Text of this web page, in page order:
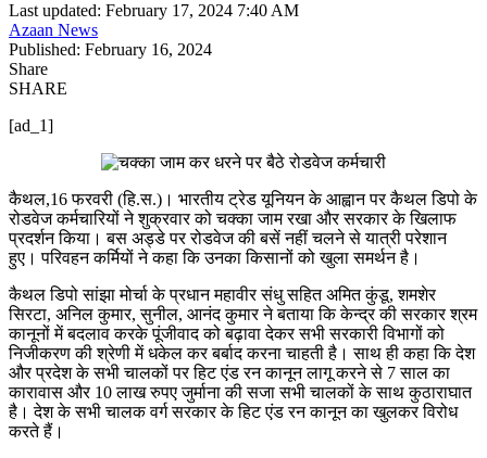
Last updated: February 17, 2024 7:40 AM
Azaan News
Published: February 16, 2024
Share
SHARE
[ad_1]
कैथल,16 फरवरी (हि.स.)। भारतीय ट्रेड यूनियन के आह्वान पर कैथल डिपो के
रोडवेज कर्मचारियों ने शुक्रवार को चक्का जाम रखा और सरकार के खिलाफ
प्रदर्शन किया। बस अड्डे पर रोडवेज की बसें नहीं चलने से यात्री परेशान
हुए। परिवहन कर्मियों ने कहा कि उनका किसानों को खुला समर्थन है।
कैथल डिपो सांझा मोर्चा के प्रधान महावीर संधु सहित अमित कुंडू, शमशेर
सिरटा, अनिल कुमार, सुनील, आनंद कुमार ने बताया कि केन्द्र की सरकार श्रम
कानूनों में बदलाव करके पूंजीवाद को बढ़ावा देकर सभी सरकारी विभागों को
निजीकरण की श्रेणी में धकेल कर बर्बाद करना चाहती है। साथ ही कहा कि देश
और प्रदेश के सभी चालकों पर हिट एंड रन कानून लागू करने से 7 साल का
कारावास और 10 लाख रुपए जुर्माना की सजा सभी चालकों के साथ कुठाराघात
है। देश के सभी चालक वर्ग सरकार के हिट एंड रन कानून का खुलकर विरोध
करते हैं।